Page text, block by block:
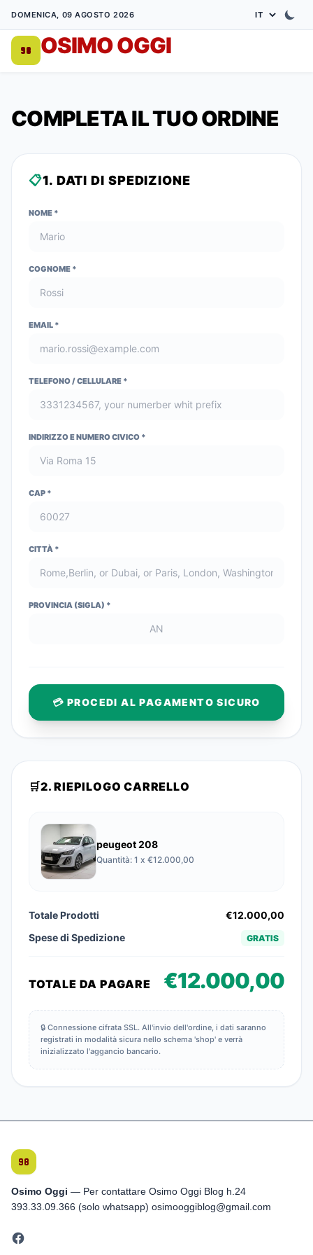
DOMENICA, 09 AGOSTO 2026
OSIMO OGGI
COMPLETA IL TUO ORDINE
📋1. DATI DI SPEDIZIONE
NOME *
COGNOME *
EMAIL *
TELEFONO / CELLULARE *
INDIRIZZO E NUMERO CIVICO *
CAP *
CITTÀ *
PROVINCIA (SIGLA) *
💳 PROCEDI AL PAGAMENTO SICURO
🛒2.RIEPILOGO CARRELLO
peugeot 208
Quantità: 1 x €12.000,00
Totale Prodotti €12.000,00
Spese di Spedizione
GRATIS
TOTALE DA PAGARE €12.000,00
🔒 Connessione cifrata SSL. All'invio dell'ordine, i dati saranno
registrati in modalità sicura nello schema 'shop' e verrà
inizializzato l'aggancio bancario.
Osimo Oggi — Per contattare Osimo Oggi Blog h.24
393.33.09.366 (solo whatsapp) osimooggiblog@gmail.com